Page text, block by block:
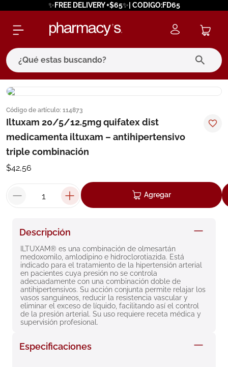
✨FREE DELIVERY +$65✨| CODIGO:FD65
¿Qué estas buscando?
Código de artículo: 114873
Iltuxam 20/5/12.5mg quifatex dist
medicamenta iltuxam – antihipertensivo
triple combinación
$42,56
Agregar
Descripción
ILTUXAM® es una combinación de olmesartán
medoxomilo, amlodipino e hidroclorotiazida. Está
indicado para el tratamiento de la hipertensión arterial
en pacientes cuya presión no se controla
adecuadamente con una combinación doble de
antihipertensivos. Su acción conjunta permite relajar los
vasos sanguíneos, reducir la resistencia vascular y
eliminar el exceso de líquido, facilitando así el control
de la presión arterial. Su uso requiere receta médica y
supervisión profesional.
Especificaciones
términos más buscados
1. eucerin
3. bioderma
4.
5. cerave
degraler
8. roche posay
9. isdin
10 .neumoflux